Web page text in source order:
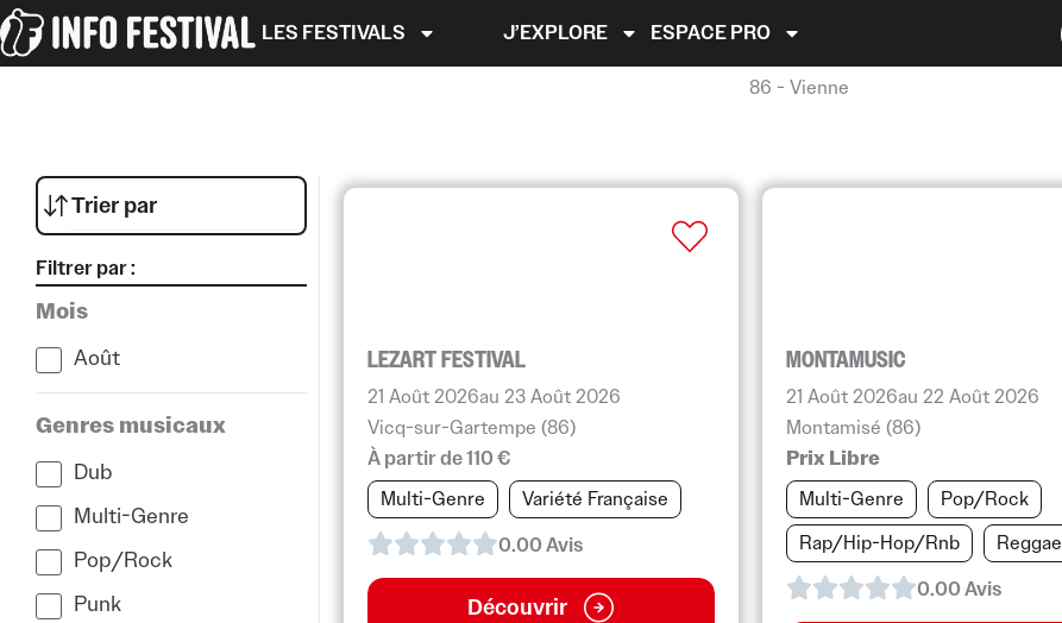
Aller
au
LES FESTIVALS J’EXPLORE ESPACE PRO
86 - Vienne
Filtrer par :
Mois
Août
Genres musicaux
Dub
Multi-Genre
Pop/Rock
Punk
LEZART FESTIVAL
21 Août 2026au 23 Août 2026
Vicq-sur-Gartempe (86)
À partir de 110 €
Multi-Genre
Variété Française
0.00Avis
Découvrir
MONTAMUSIC
21 Août 2026au 22 Août 2026
Montamisé (86)
Prix Libre
Multi-Genre
Pop/Rock
Rap/Hip-Hop/Rnb
Reggae
0.00Avis